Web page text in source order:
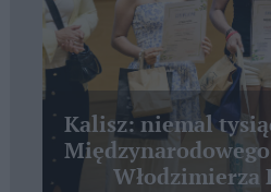
Kalisz: niemal
Włodzimierza